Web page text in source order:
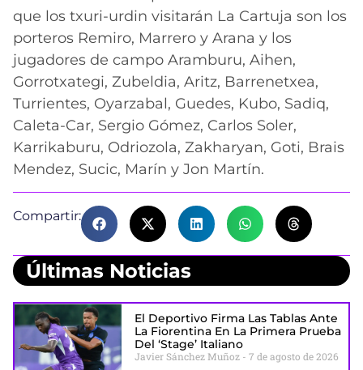
que los txuri-urdin visitarán La Cartuja son los
porteros Remiro, Marrero y Arana y los
jugadores de campo Aramburu, Aihen,
Gorrotxategi, Zubeldia, Aritz, Barrenetxea,
Turrientes, Oyarzabal, Guedes, Kubo, Sadiq,
Caleta-Car, Sergio Gómez, Carlos Soler,
Karrikaburu, Odriozola, Zakharyan, Goti, Brais
Mendez, Sucic, Marín y Jon Martín.
Compartir:
Últimas Noticias
El Deportivo Firma Las Tablas Ante
La Fiorentina En La Primera Prueba
Del ‘stage’ Italiano
Javier Sánchez Muñoz 7 de agosto de 2026